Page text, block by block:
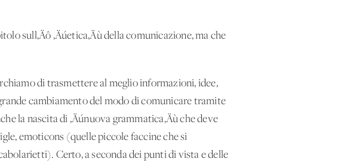
sull‚Äô ‚Äúetica‚Äù della comunicazione, ma che
di trasmettere al meglio informazioni, idee,
cambiamento del modo di comunicare tramite
la nascita di ‚Äúnuova grammatica‚Äù che deve
emoticons (quelle piccole faccine che si
Certo, a seconda dei punti di vista e delle